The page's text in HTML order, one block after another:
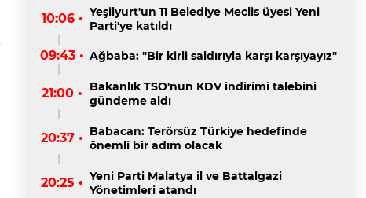
10:06 • Yeşilyurt'un 11 Belediye Meclis üyesi Yeni
Parti'ye katıldı
09:43 • Ağbaba: "Bir kirli saldırıyla karşı karşıyayız"
21:00 •
Bakanlık TSO'nun KDV indirimi talebini
gündeme aldı
20:37 • Babacan: Terörsüz Türkiye hedefinde
önemli bir adım olacak
20:25 • Yeni Parti Malatya il ve Battalgazi
Yönetimleri atandı